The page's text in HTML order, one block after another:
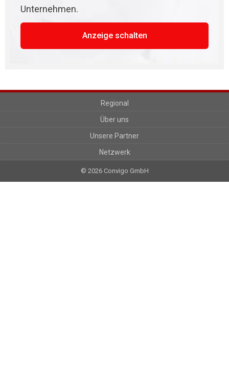
Unternehmen.
Anzeige schalten
Regional
Über uns
Unsere Partner
Netzwerk
© 2026 Convigo GmbH